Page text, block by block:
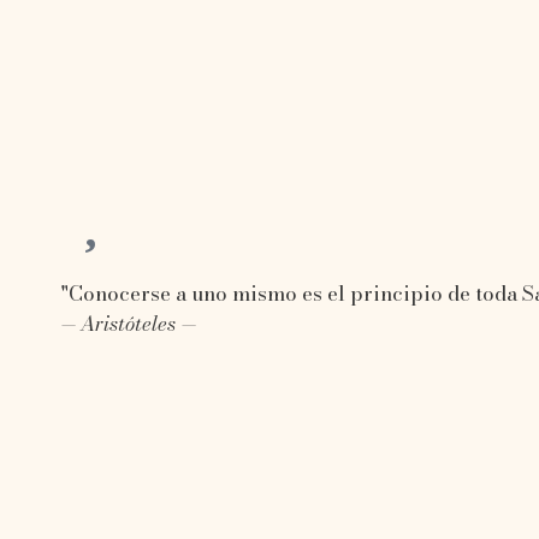
"Conocerse a uno mismo es el principio de toda
— Aristóteles —